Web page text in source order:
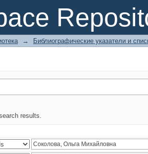
→ Библиографические указатели и
results.